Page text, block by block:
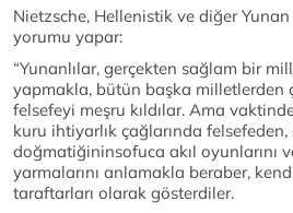
Nietzsche, Hellenistik ve diğer
yorumu yapar:
“Yunanlılar, gerçekten sağlam bir
yapmakla, bütün başka milletlerden
felsefeyi meşru kıldılar. Ama
kuru ihtiyarlık çağlarında
doğmatiğininsofuca akıl oyunlarını
yarmalarını anlamakla beraber,
taraftarları olarak gösterdiler.